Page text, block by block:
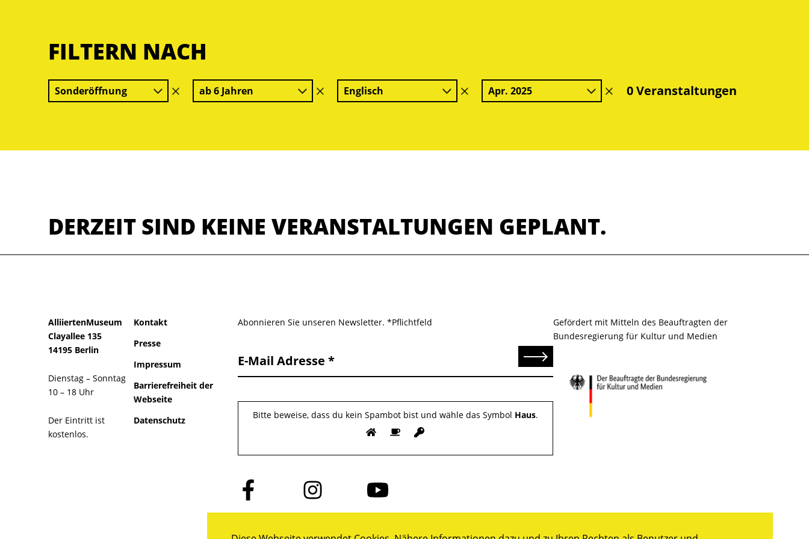
FILTERN NACH
Sonderöffnung
Filter
löschen
ab 6 Jahren
Filter
löschen
Englisch
Filter
löschen
Apr. 2025
Filter0 Veranstaltungen
DERZEIT SIND KEINE VERANSTALTUNGEN GEPLANT.
AlliiertenMuseum
Clayallee 135
14195 Berlin
Dienstag – Sonntag
10 – 18 Uhr
Der Eintritt ist
kostenlos.
Kontakt
Presse
Impressum
Barrierefreiheit der
Webseite
Datenschutz
Abonnieren Sie unseren Newsletter. *Pflichtfeld
E-Mail Adresse Senden
Bitte beweise, dass du kein Spambot bist und wähle das Symbol Haus.
Folge
uns
auf
Folge
uns
auf
Folge
uns
auf
Gefördert mit Mitteln des Beauftragten der
Bundesregierung für Kultur und Medien